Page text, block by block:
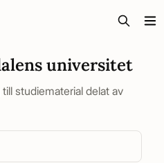
universitet
studiematerial delat av